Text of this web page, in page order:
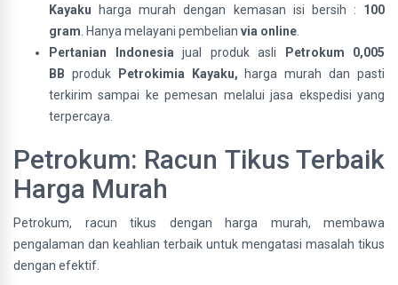
Kayaku
harga murah dengan kemasan isi bersih : 100
gram . Hanya melayani pembelian via online
Pertanian Indonesia jual produk asli Petrokum 0,005
BB produkPetrokimia Kayaku, harga murah dan pasti
terkirim sampai ke pemesan melalui jasa ekspedisi yang
terpercaya.
Petrokum: Racun Tikus Terbaik
Harga Murah
Petrokum, racun tikus dengan harga murah, membawa
pengalaman dan keahlian terbaik untuk mengatasi masalah tikus
dengan efektif.